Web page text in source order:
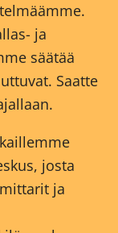
ja
säätää
Saatte
josta
ja